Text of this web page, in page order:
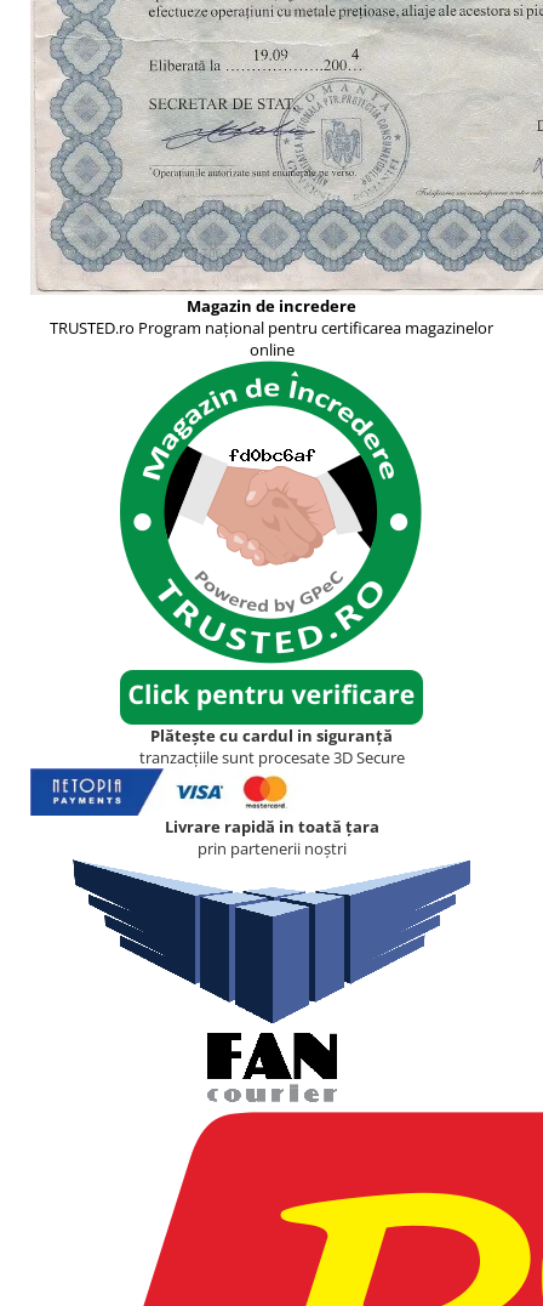
Magazin de incredere
TRUSTED.ro Program național pentru certificarea magazinelor
online
Plătește cu cardul in siguranță
tranzacțiile sunt procesate 3D Secure
Livrare rapidă in toată țara
prin partenerii noștri